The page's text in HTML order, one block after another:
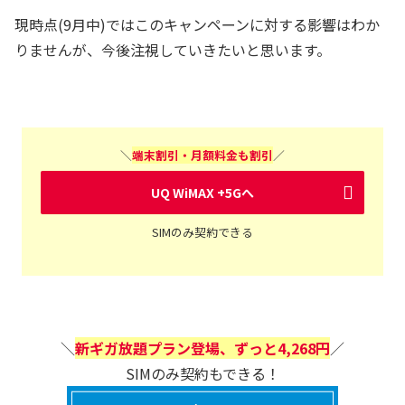
現時点(9月中)ではこのキャンペーンに対する影響はわか
りませんが、今後注視していきたいと思います。
＼端末割引・月額料金も割引／
UQ WiMAX +5Gへ
SIMのみ契約できる
＼新ギガ放題プラン登場、ずっと4,268円／
SIMのみ契約もできる！